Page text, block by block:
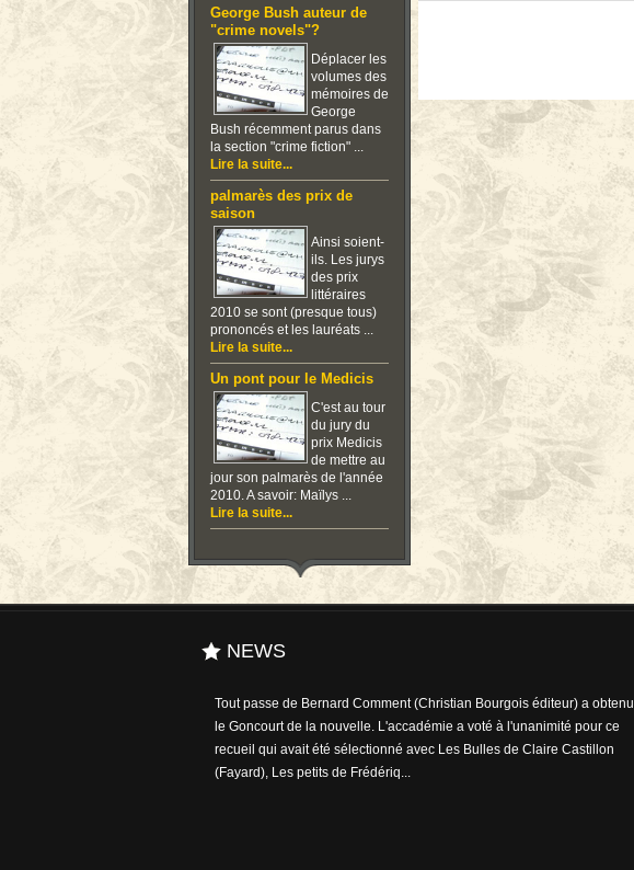
George Bush auteur de
"crime novels"?
Déplacer les
volumes des
mémoires de
George
Bush récemment parus dans
la section "crime fiction" ...
Lire la suite...
palmarès des prix de
saison
Ainsi soient-
ils. Les jurys
des prix
littéraires
2010 se sont (presque tous)
prononcés et les lauréats ...
Lire la suite...
Un pont pour le Medicis
C'est au tour
du jury du
prix Medicis
de mettre au
jour son palmarès de l'année
2010. A savoir: Maïlys ...
Lire la suite...
NEWS
Tout passe de Bernard Comment (Christian Bourgois éditeur) a obtenu
le Goncourt de la nouvelle. L'accadémie a voté à l'unanimité pour ce
recueil qui avait été sélectionné avec Les Bulles de Claire Castillon
(Fayard), Les petits de Frédériq...